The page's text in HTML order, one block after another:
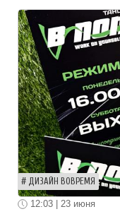
ДИЗАЙН ВОВРЕМЯ
12:03 | 23 июня